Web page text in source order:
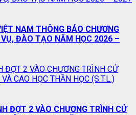
NAM THÔNG BÁO CHƯƠNG
ĐÀO TẠO NĂM HỌC 2026 –
ĐỢT 2 VÀO CHƯƠNG TRÌNH CỬ
CAO HỌC THẦN HỌC (S.T.L.)
ĐỢT 2 VÀO CHƯƠNG TRÌNH CỬ